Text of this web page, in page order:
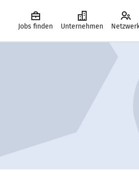
Jobs finden Unternehmen